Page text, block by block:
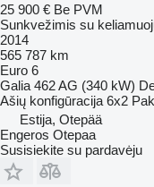
25 900 € Be PVM
Sunkvežimis su
2014
565 787 km
Euro 6
Galia 462 AG (340 kW)
Ašių konfigūracija 6x2
Estija, Otepää
Engeros Otepaa
Susisiekite su pardavėju